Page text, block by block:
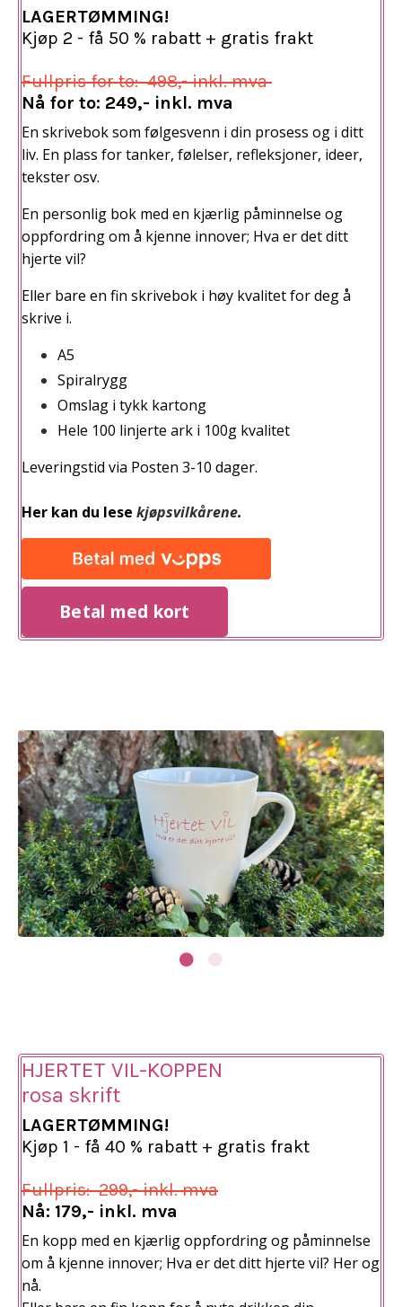
LAGERTØMMING!
Kjøp 2 - få 50 % rabatt + gratis frakt
Fullpris for to: 498,- inkl. mva
Nå for to: 249,- inkl. mva
En skrivebok som følgesvenn i din prosess og i ditt
liv. En plass for tanker, følelser, refleksjoner, ideer,
tekster osv.
En personlig bok med en kjærlig påminnelse og
oppfordring om å kjenne innover; Hva er det ditt
hjerte vil?
Eller bare en fin skrivebok i høy kvalitet for deg å
skrive i.
A5
Spiralrygg
Omslag i tykk kartong
Hele 100 linjerte ark i 100g kvalitet
Leveringstid via Posten 3-10 dager.
Her kan du lese kjøpsvilkårene.
Betal med kort
HJERTET VIL-KOPPEN
rosa skrift
LAGERTØMMING!
Kjøp 1 - få 40 % rabatt + gratis frakt
Fullpris: 299,- inkl. mva
Nå: 179,- inkl. mva
En kopp med en kjærlig oppfordring og påminnelse
om å kjenne innover; Hva er det ditt hjerte vil? Her og
nå.